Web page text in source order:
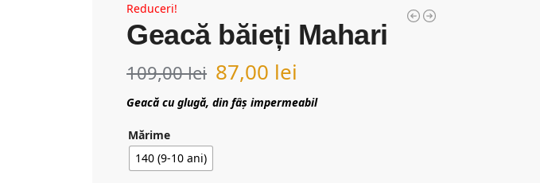
Reduceri!
Geacă băieți Mahari
109,00lei 87,00 lei
Geacă cu glugă, din fâș impermeabil
Mărime
140 (9-10 ani)